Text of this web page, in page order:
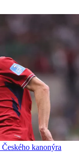
kanonýra